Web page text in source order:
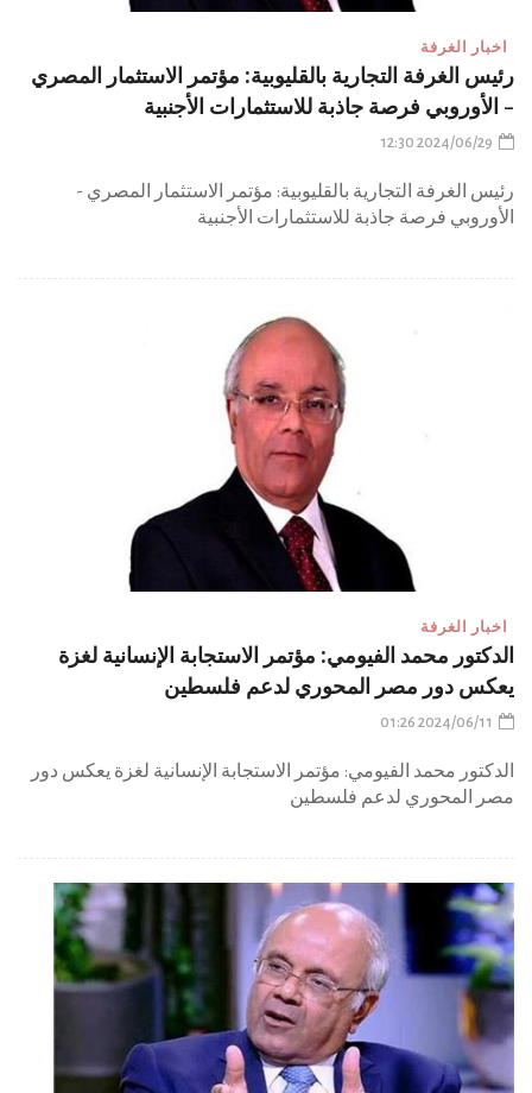
اخبار الغرفة
رئيس الغرفة التجارية بالقليوبية: مؤتمر الاستثمار المصري
- الأوروبي فرصة جاذبة للاستثمارات الأجنبية
2024/06/29 12:30
رئيس الغرفة التجارية بالقليوبية: مؤتمر الاستثمار المصري -
الأوروبي فرصة جاذبة للاستثمارات الأجنبية
اخبار الغرفة
الدكتور محمد الفيومي: مؤتمر الاستجابة الإنسانية لغزة
يعكس دور مصر المحوري لدعم فلسطين
2024/06/11 01:26
الدكتور محمد الفيومي: مؤتمر الاستجابة الإنسانية لغزة يعكس دور
مصر المحوري لدعم فلسطين